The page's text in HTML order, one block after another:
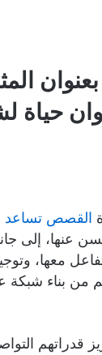
حياة
القصص تساعد
عنها، إلى
معها،
من بناء شبكة
قدراتهم